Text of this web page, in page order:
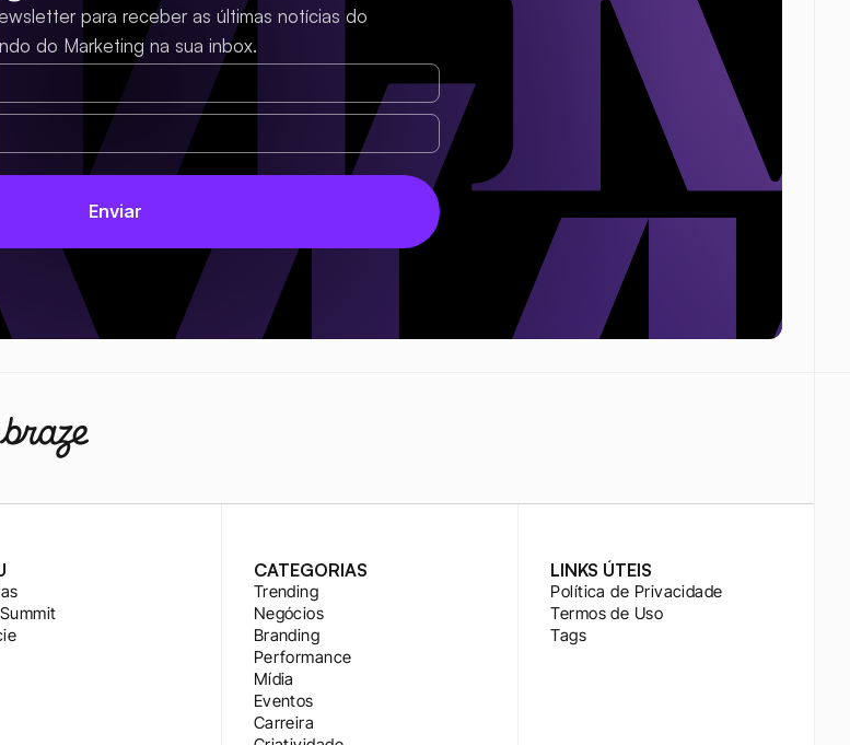
para receber as últimas notícias do
do Marketing na sua inbox.
CATEGORIAS
Trending
Negócios
Branding
Performance
Mídia
Eventos
Carreira
LINKS ÚTEIS
Política de Privacidade
Termos de Uso
Tags